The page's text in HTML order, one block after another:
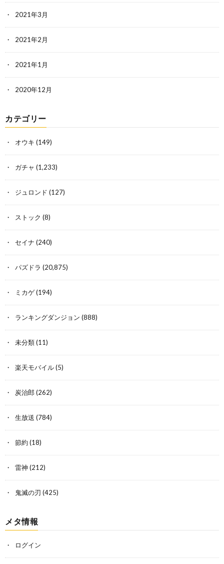
2021年3月
2021年2月
2021年1月
2020年12月
カテゴリー
オウキ (149)
ガチャ (1,233)
ジュロンド (127)
ストック (8)
セイナ (240)
パズドラ (20,875)
ミカゲ(194)
ランキングダンジョン (888)
未分類(11)
楽天モバイル(5)
炭治郎 (262)
生放送 (784)
節約 (18)
雷神 (212)
鬼滅の刃 (425)
メタ情報
ログイン